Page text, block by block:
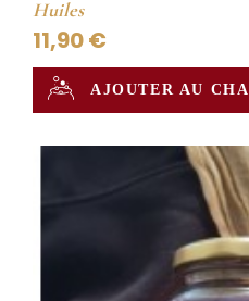
Huiles
11,90 €
AJOUTER AU